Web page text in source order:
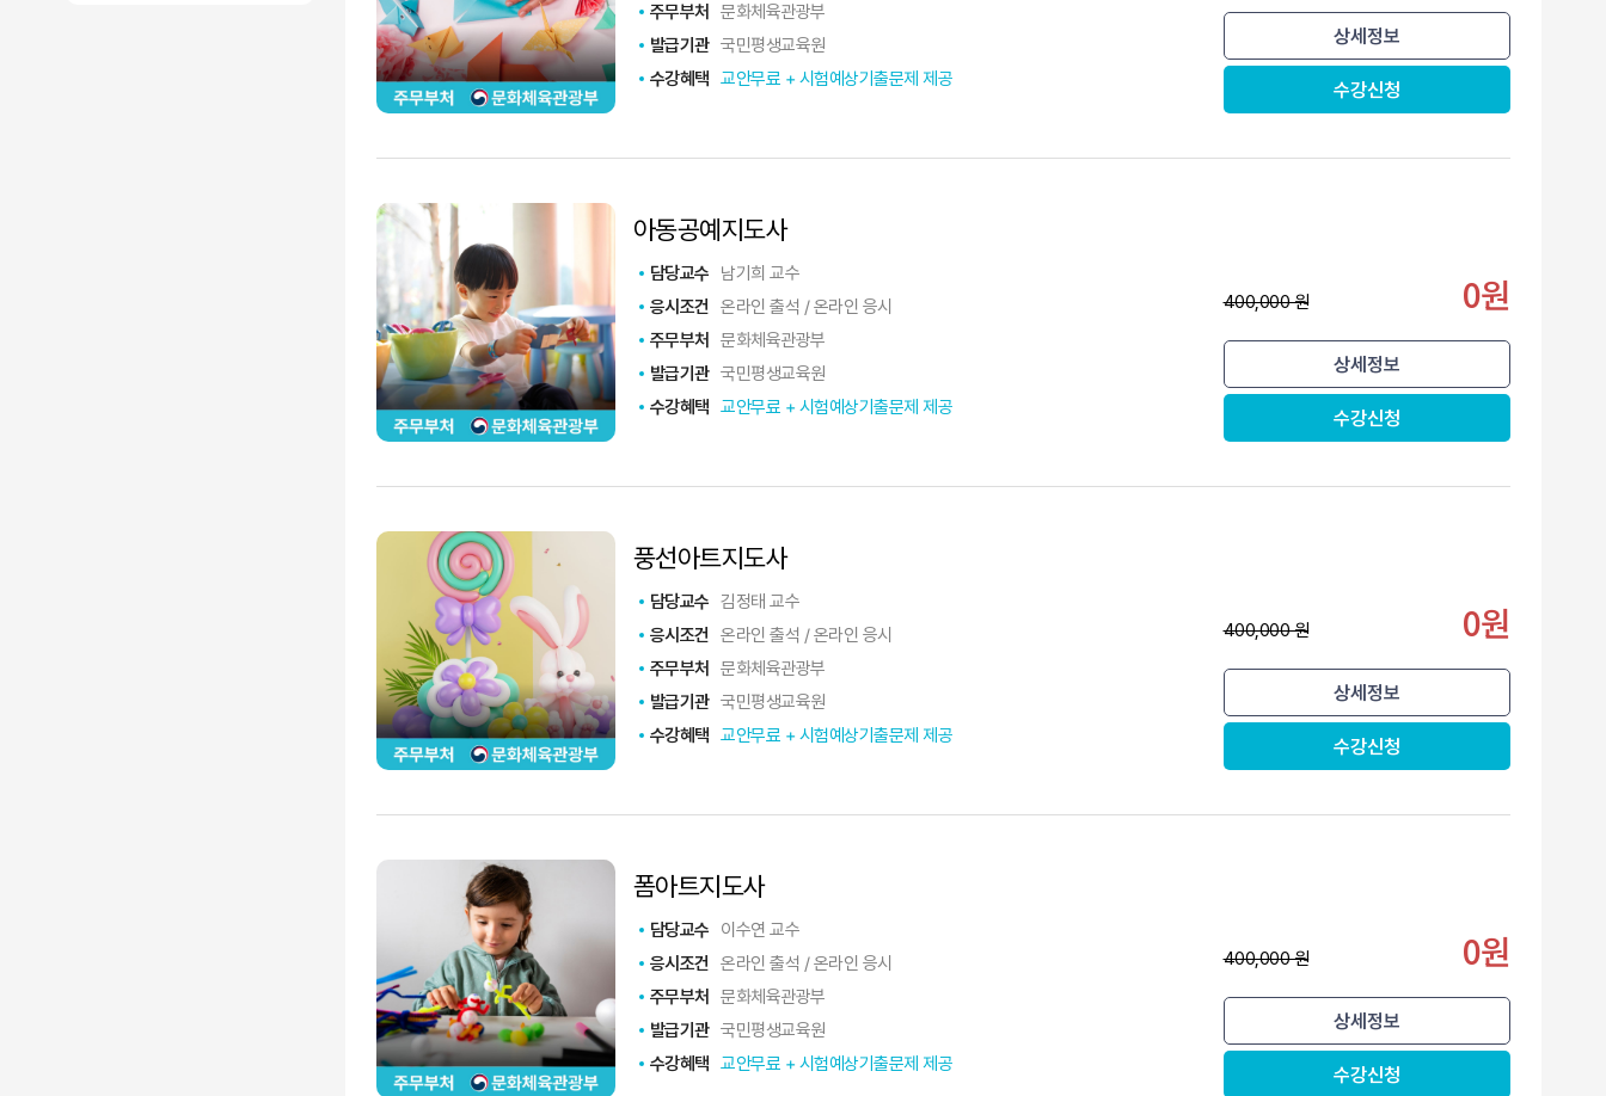
주무부처
문화체육관광부
발급기관 국민평생교육원
수강혜택 교안무료 + 시험예상기출문제 제공
상세정보
수강신청
아동공예지도사
담당교수
남기희 교수
응시조건
온라인 출석 / 온라인 응시
주무부처
문화체육관광부
발급기관 국민평생교육원
수강혜택 교안무료 + 시험예상기출문제 제공
400,000 원 0원
상세정보
수강신청
풍선아트지도사
담당교수 김정태 교수
응시조건
온라인 출석 / 온라인 응시
주무부처
문화체육관광부
발급기관 국민평생교육원
수강혜택 교안무료 + 시험예상기출문제 제공
400,000 원 0원
상세정보
수강신청
폼아트지도사
담당교수
이수연 교수
응시조건
온라인 출석 / 온라인 응시
주무부처
문화체육관광부
발급기관 국민평생교육원
수강혜택 교안무료 + 시험예상기출문제 제공
400,000 원 0원
상세정보
수강신청